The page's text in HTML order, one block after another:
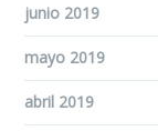
junio 2019
mayo 2019
abril 2019